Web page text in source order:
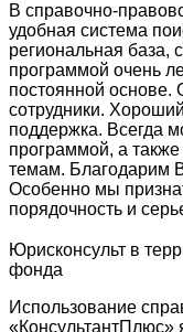
В справочно-
удобная система
региональная база,
программой очень
постоянной
сотрудники.
поддержка. Всегда
программой, а
темам. Благодарим
Особенно мы
порядочность и
Юрисконсульт в
фонда
Использование
«КонсультантПлюс»